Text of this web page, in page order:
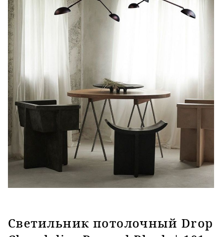
Светильник потолочный Drop